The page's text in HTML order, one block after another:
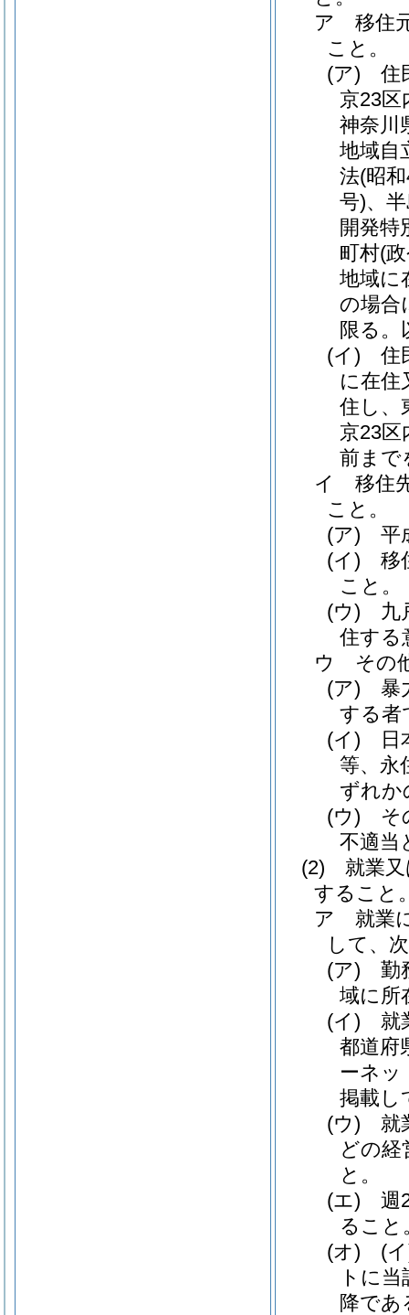
ア
移住
こと。
(ア)
住
京23区
神奈川
地域自
法(昭
号)、
開発特
町村(
地域に
の場合
限る。
(イ)
住
に在住
住し、
京23
前まで
イ
移住
こと。
(ア)
平
(イ)
移
こと。
(ウ)
九
住する
ウ
その
(ア)
暴
する者
(イ)
日
等、永
ずれか
(ウ)
そ
不適当
(2)
就業
すること
ア
就業
して、
(ア)
勤
域に所
(イ)
就
都道府
ーネッ
掲載し
(ウ)
就
どの
と。
(エ)
週
ること
(オ)
(
トに
降であ